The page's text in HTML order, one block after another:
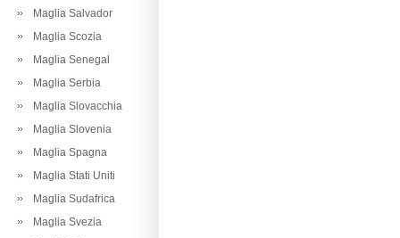
Maglia Salvador
Maglia Scozia
Maglia Senegal
Maglia Serbia
Maglia Slovacchia
Maglia Slovenia
Maglia Spagna
Maglia Stati Uniti
Maglia Sudafrica
Maglia Svezia